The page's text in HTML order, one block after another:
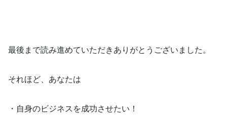
最後まで読み進めていただきありがとうございました。
それほど、あなたは
・自身のビジネスを成功させたい！